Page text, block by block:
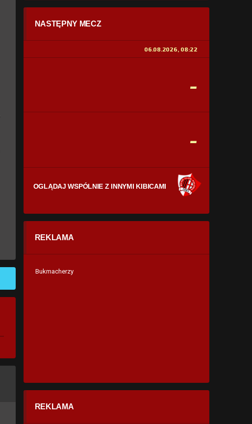
STATYSTYKI
0% 100%
NASTĘPNY MECZ
06.08.2026, 08:22
-
-
OGLĄDAJ WSPÓLNIE Z INNYMI KIBICAMI
REKLAMA
Bukmacherzy
REKLAMA